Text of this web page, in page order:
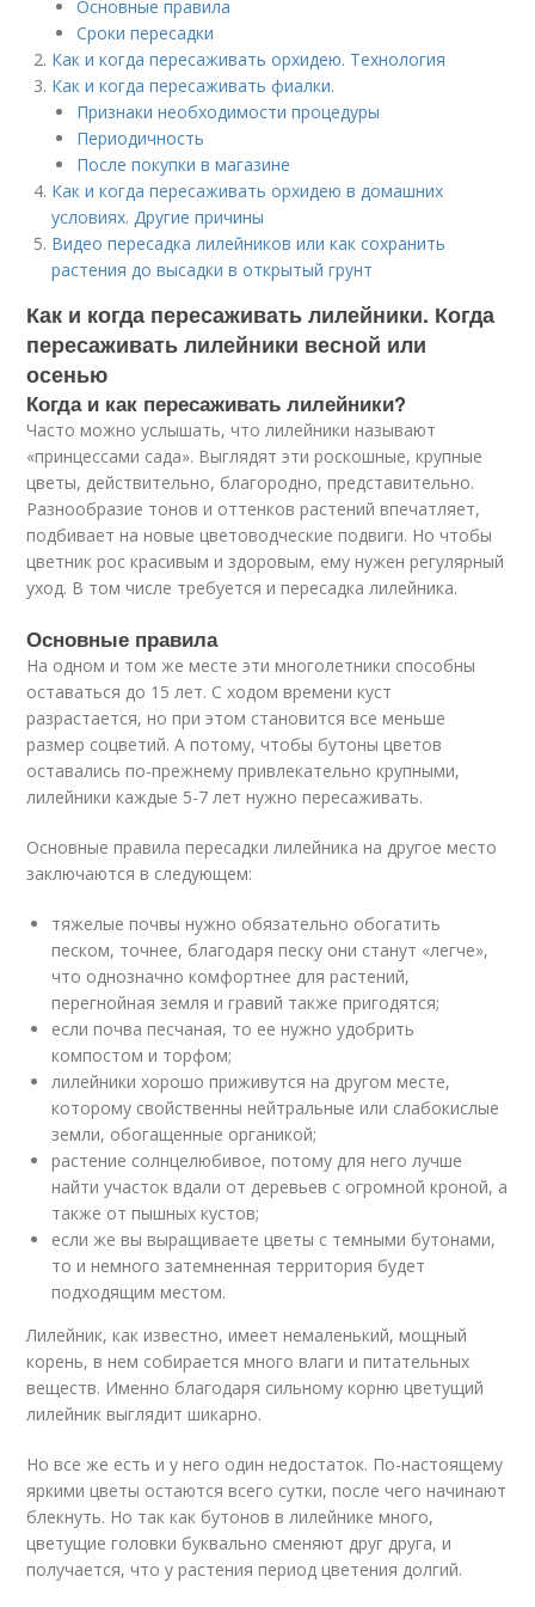
Основные правила
Сроки пересадки
Как и когда пересаживать орхидею. Технология
Как и когда пересаживать фиалки.
Признаки необходимости процедуры
Периодичность
После покупки в магазине
Как и когда пересаживать орхидею в домашних
условиях. Другие причины
Видео пересадка лилейников или как сохранить
растения до высадки в открытый грунт
Как и когда пересаживать лилейники. Когда
пересаживать лилейники весной или
осенью
Когда и как пересаживать лилейники?
Часто можно услышать, что лилейники называют
«принцессами сада». Выглядят эти роскошные, крупные
цветы, действительно, благородно, представительно.
Разнообразие тонов и оттенков растений впечатляет,
подбивает на новые цветоводческие подвиги. Но чтобы
цветник рос красивым и здоровым, ему нужен регулярный
уход. В том числе требуется и пересадка лилейника.
Основные правила
На одном и том же месте эти многолетники способны
оставаться до 15 лет. С ходом времени куст
разрастается, но при этом становится все меньше
размер соцветий. А потому, чтобы бутоны цветов
оставались по-прежнему привлекательно крупными,
лилейники каждые 5-7 лет нужно пересаживать.
Основные правила пересадки лилейника на другое место
заключаются в следующем:
тяжелые почвы нужно обязательно обогатить
песком, точнее, благодаря песку они станут «легче»,
что однозначно комфортнее для растений,
перегнойная земля и гравий также пригодятся;
если почва песчаная, то ее нужно удобрить
компостом и торфом;
лилейники хорошо приживутся на другом месте,
которому свойственны нейтральные или слабокислые
земли, обогащенные органикой;
растение солнцелюбивое, потому для него лучше
найти участок вдали от деревьев с огромной кроной, а
также от пышных кустов;
если же вы выращиваете цветы с темными бутонами,
то и немного затемненная территория будет
подходящим местом.
Лилейник, как известно, имеет немаленький, мощный
корень, в нем собирается много влаги и питательных
веществ. Именно благодаря сильному корню цветущий
лилейник выглядит шикарно.
Но все же есть и у него один недостаток. По-настоящему
яркими цветы остаются всего сутки, после чего начинают
блекнуть. Но так как бутонов в лилейнике много,
цветущие головки буквально сменяют друг друга, и
получается, что у растения период цветения долгий.